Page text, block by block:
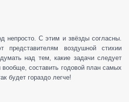
непросто. С этим и звёзды согласны.
представителям воздушной стихии
над тем, какие задачи следует
составить годовой план самых
будет гораздо легче!